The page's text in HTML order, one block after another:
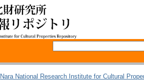
Nara National Research Institute for Cultural